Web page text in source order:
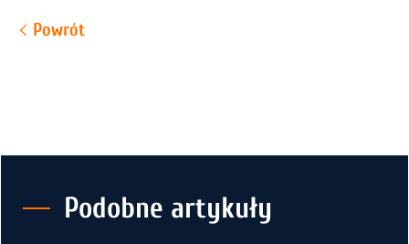
Powrót
Podobne artykuły